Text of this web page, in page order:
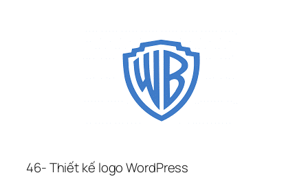
46- Thiết kế logo WordPress